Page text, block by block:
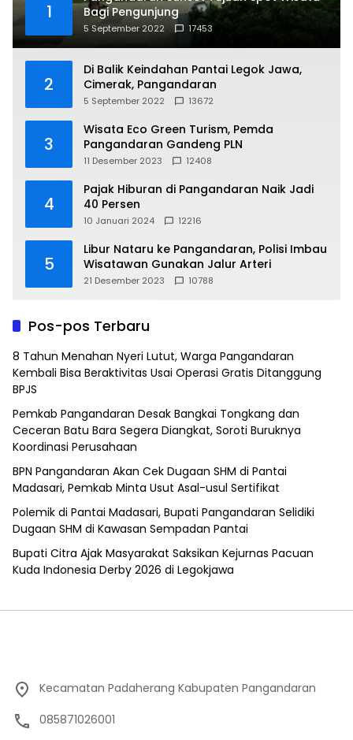
1
Bagi Pengunjung
5 September 2022 17453
2
Di Balik Keindahan Pantai Legok Jawa,
Cimerak, Pangandaran
5 September 2022 13672
3
Wisata Eco Green Turism, Pemda
Pangandaran Gandeng PLN
11 Desember 2023 12408
4
Pajak Hiburan di Pangandaran Naik Jadi
40 Persen
10 Januari 2024 12216
5
Libur Nataru ke Pangandaran, Polisi Imbau
Wisatawan Gunakan Jalur Arteri
21 Desember 2023 10788
Pos-pos Terbaru
8 Tahun Menahan Nyeri Lutut, Warga Pangandaran
Kembali Bisa Beraktivitas Usai Operasi Gratis Ditanggung
BPJS
Pemkab Pangandaran Desak Bangkai Tongkang dan
Ceceran Batu Bara Segera Diangkat, Soroti Buruknya
Koordinasi Perusahaan
BPN Pangandaran Akan Cek Dugaan SHM di Pantai
Madasari, Pemkab Minta Usut Asal-usul Sertifikat
Polemik di Pantai Madasari, Bupati Pangandaran Selidiki
Dugaan SHM di Kawasan Sempadan Pantai
Bupati Citra Ajak Masyarakat Saksikan Kejurnas Pacuan
Kuda Indonesia Derby 2026 di Legokjawa
Kecamatan Padaherang Kabupaten Pangandaran
085871026001